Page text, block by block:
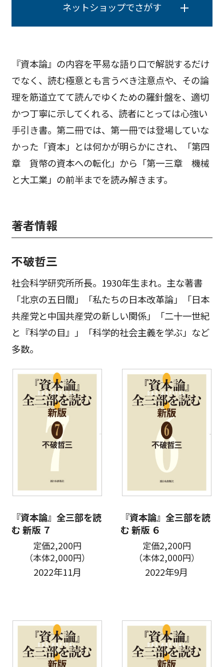
ネットショップでさがす
『資本論』の内容を平易な語り口で解説するだけ
でなく、読む極意とも言うべき注意点や、その論
理を筋道立てて読んでゆくための羅針盤を、適切
かつ丁寧に示してくれる、読者にとっては心強い
手引き書。第二冊では、第一冊では登場していな
かった「資本」とは何かが明らかにされ、「第四
章 貨幣の資本への転化」から「第一三章 機械
と大工業」の前半までを読み解きます。
著者情報
不破哲三
社会科学研究所所長。1930年生まれ。主な著書
「北京の五日間」「私たちの日本改革論」「日本
共産党と中国共産党の新しい関係」「二十一世紀
と『科学の目』」「科学的社会主義を学ぶ」など
多数。
『資本論』全三部を読
む 新版 ７
定価2,200円
（本体2,000円）
2022年11月
『資本論』全三部を読
む 新版 ６
定価2,200円
（本体2,000円）
2022年9月